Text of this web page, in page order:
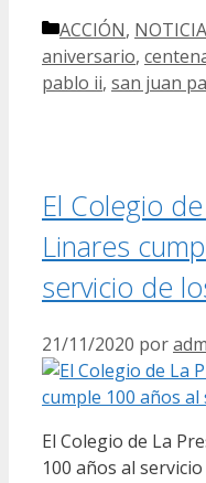
Categorías
ACCIÓN,
aniversario,
pablo ii, san juan
El Colegio
Linares
servicio de
21/11/2020 por
El Colegio de La
100 años al